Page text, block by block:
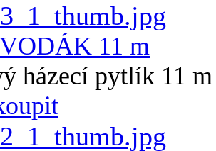
11 m
házecí pytlík 11 m